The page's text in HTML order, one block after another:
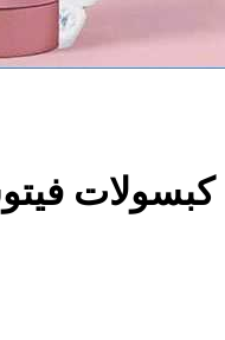
كبسولات